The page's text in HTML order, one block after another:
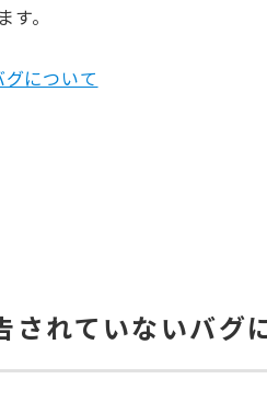
。
について
れていないバグ